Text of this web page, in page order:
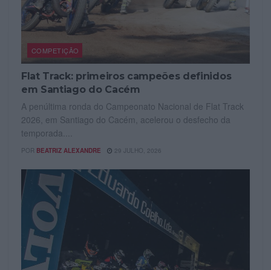
COMPETIÇÃO
Flat Track: primeiros campeões definidos
em Santiago do Cacém
A penúltima ronda do Campeonato Nacional de Flat Track
2026, em Santiago do Cacém, acelerou o desfecho da
temporada....
POR BEATRIZ ALEXANDRE 29 JULHO, 2026